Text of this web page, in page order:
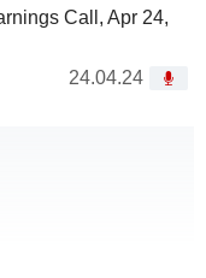
Call, Apr 24,
24.04.24